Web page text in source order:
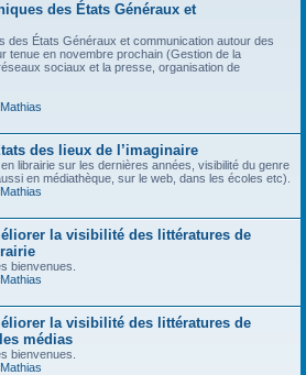
des États Généraux et
des États Généraux et communication autour des
tenue en novembre prochain (Gestion de la
sociaux et la presse, organisation de
Mathias
des lieux de l’imaginaire
librairie sur les dernières années, visibilité du genre
en médiathèque, sur le web, dans les écoles etc).
Mathias
la visibilité des littératures de
bienvenues.
Mathias
la visibilité des littératures de
médias
bienvenues.
Mathias